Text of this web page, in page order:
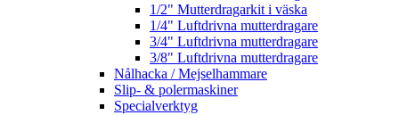
1/2" Mutterdragarkit i väska
1/4" Luftdrivna mutterdragare
3/4" Luftdrivna mutterdragare
3/8" Luftdrivna mutterdragare
Nålhacka / Mejselhammare
Slip- & polermaskiner
Specialverktyg